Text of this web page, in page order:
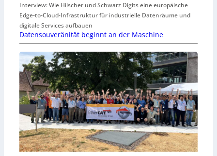
Interview: Wie Hilscher und Schwarz Digits eine europäische
Edge-to-Cloud-Infrastruktur für industrielle Datenräume und
digitale Services aufbauen
Datensouveränität beginnt an der Maschine